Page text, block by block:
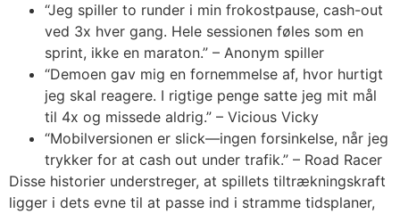
“Jeg spiller to runder i min frokostpause, cash-out
ved 3x hver gang. Hele sessionen føles som en
sprint, ikke en maraton.” – Anonym spiller
“Demoen gav mig en fornemmelse af, hvor hurtigt
jeg skal reagere. I rigtige penge satte jeg mit mål
til 4x og missede aldrig.” – Vicious Vicky
“Mobilversionen er slick—ingen forsinkelse, når jeg
trykker for at cash out under trafik.” – Road Racer
Disse historier understreger, at spillets tiltrækningskraft
ligger i dets evne til at passe ind i stramme tidsplaner,